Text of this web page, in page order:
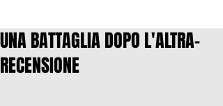
UNA BATTAGLIA DOPO L'ALTRA-
RECENSIONE